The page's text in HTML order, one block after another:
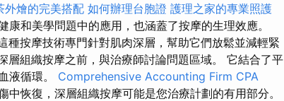
外燴的完美搭配 如何辦理台胞證 護理之家的專業照護
和美學問題中的應用，也涵蓋了按摩的生理效應。
種按摩技術專門針對肌肉深層，幫助它們放鬆並減輕緊
層組織按摩之前，與治療師討論問題區域。 它結合了平
液循環。 Comprehensive Accounting Firm CPA
中恢復，深層組織按摩可能是您治療計劃的有用部分。